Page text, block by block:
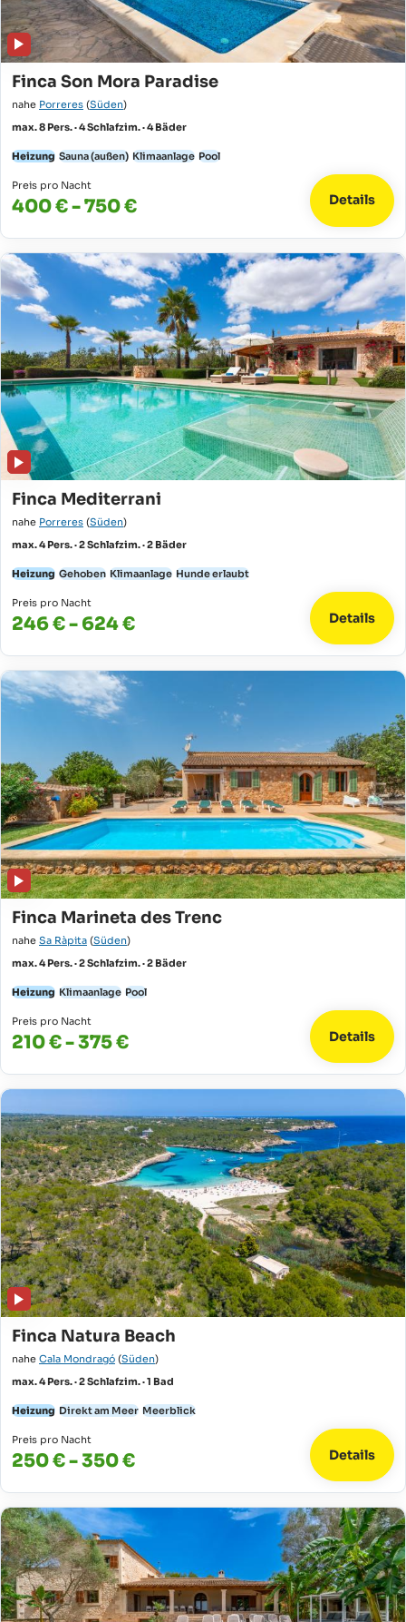
Finca Son Mora Paradise
nahe Porreres (Süden)
max. 8 Pers. · 4 Schlafzim. · 4 Bäder
Heizung Sauna (außen) Klimaanlage Pool
Preis pro Nacht
400 € - 750 € Details
Finca Mediterrani
nahe Porreres (Süden)
max. 4 Pers. · 2 Schlafzim. · 2 Bäder
Heizung Gehoben Klimaanlage Hunde erlaubt
Preis pro Nacht
246 € - 624 € Details
Finca Marineta des Trenc
nahe Sa Ràpita (Süden)
max. 4 Pers. · 2 Schlafzim. · 2 Bäder
Heizung Klimaanlage Pool
Preis pro Nacht
210 € - 375 € Details
Finca Natura Beach
nahe Cala Mondragó (Süden)
max. 4 Pers. · 2 Schlafzim. · 1 Bad
Heizung Direkt am Meer Meerblick
Preis pro Nacht
250 € - 350 € Details